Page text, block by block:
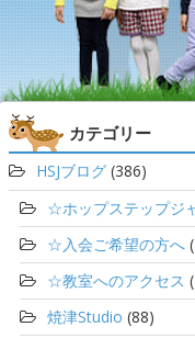
カテゴリー
HSJブログ(386)
☆ホップステップジ
☆入会ご希望の方へ
☆教室へのアクセス
焼津Studio (88)